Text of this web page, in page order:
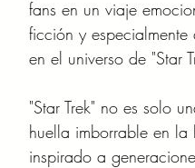
fans en un viaje
ficción y especialmente
en el universo de "Star
"Star Trek" no es solo
huella imborrable en
inspirado a